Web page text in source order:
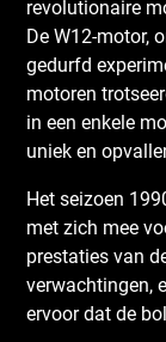
revolutionaire
De W12-motor,
gedurfd
motoren
in een enkele
uniek en
Het seizoen
met zich mee
prestaties van
verwachtingen,
ervoor dat de